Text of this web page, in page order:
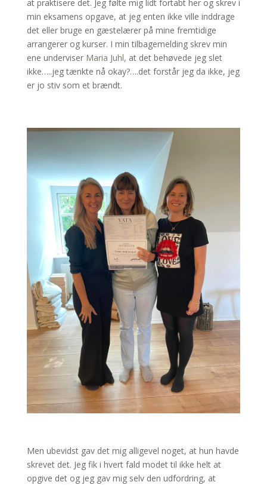
at praktisere det. Jeg følte mig lidt fortabt her og skrev i
min eksamens opgave, at jeg enten ikke ville inddrage
det eller bruge en gæstelærer på mine fremtidige
arrangerer og kurser. I min tilbagemelding skrev min
ene underviser Maria Juhl, at det behøvede jeg slet
ikke…..jeg tænkte nå okay?….det forstår jeg da ikke, jeg
er jo stiv som et brændt.
Men ubevidst gav det mig alligevel noget, at hun havde
skrevet det. Jeg fik i hvert fald modet til ikke helt at
opgive det og jeg gav mig selv den udfordring, at